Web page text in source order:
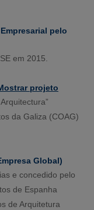
pelo
em 2015.
projeto
da Galiza (COAG)
Global)
e concedido pelo
de Espanha
de Arquitetura